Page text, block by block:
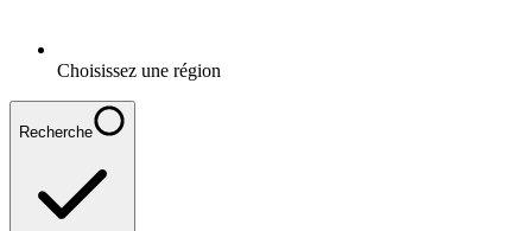
Choisissez une région
Recherche